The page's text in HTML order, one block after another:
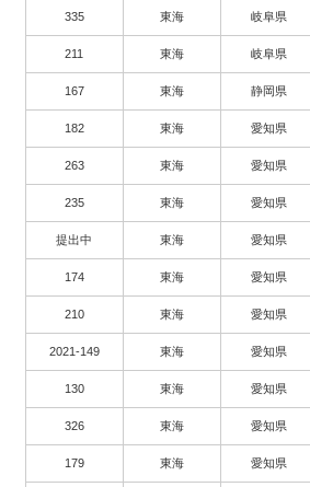
335 東海 岐阜県
211 東海 岐阜県
167 東海 静岡県
182 東海 愛知県
263 東海 愛知県
235 東海 愛知県
提出中 東海 愛知県
174 東海 愛知県
210 東海 愛知県
2021-149 東海 愛知県
130 東海 愛知県
326 東海 愛知県
179 東海 愛知県